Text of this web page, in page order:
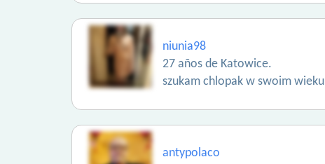
niunia98
27 años de Katowice.
szukam chlopak w swoim wieku
antypolaco